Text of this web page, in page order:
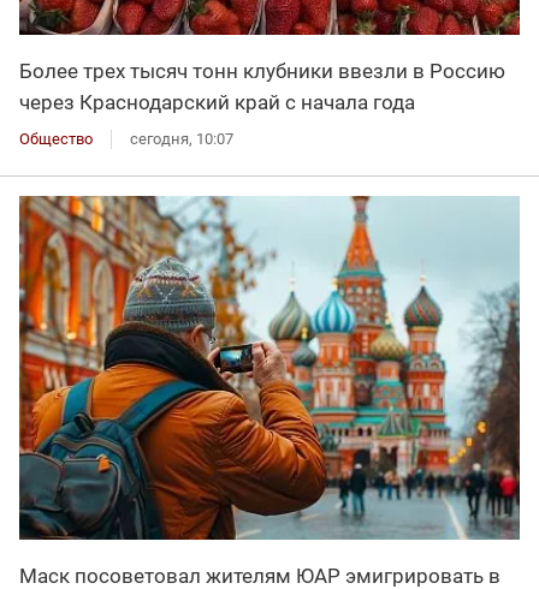
Более трех тысяч тонн клубники ввезли в Россию
через Краснодарский край с начала года
Общество сегодня, 10:07
Маск посоветовал жителям ЮАР эмигрировать в